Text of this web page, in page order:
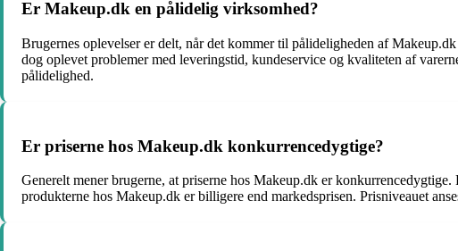
Er Makeup.dk en pålidelig virksomhed?
Brugernes oplevelser er delt, når det kommer til pålideligheden af
dog oplevet problemer med leveringstid, kundeservice og kvaliteten af
pålidelighed.
Er priserne hos Makeup.dk konkurrencedygtige?
Generelt mener brugerne, at priserne hos Makeup.dk er
produkterne hos Makeup.dk er billigere end markedsprisen. Prisniveauet